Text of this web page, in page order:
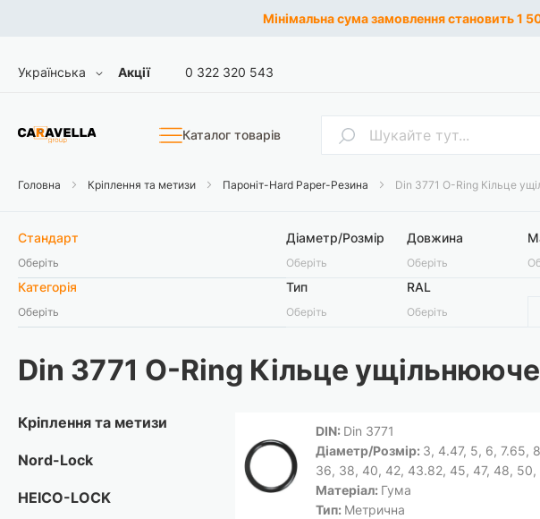
Мінімальна сума замовлення становить 1
Skip
Мова
Українська Акції 0 322 320 543
Каталог товарів Пошук
Головна Кріплення та метизи Пароніт-Hard Paper-Резина Din 3771 O-Ring Кільце
Стандарт
Оберіть
Категорія
Оберіть
Діаметр/Розмір
Оберіть
Довжина
Оберіть
Тип
Оберіть
RAL
Оберіть
Din 3771 O-Ring Кільце ущільнююче
DIN: Din 3771
Діаметр/Розмір: 3, 4.47, 5, 6, 7.65,
36, 38, 40, 42, 43.82, 45, 47, 48,
Матеріал: Гума
Тип: Метрична
Кріплення та метизи
Nord-Lock
HEICO-LOCK